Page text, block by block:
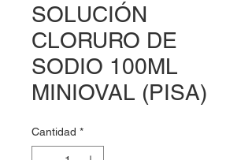
SOLUCIÓN
CLORURO DE
SODIO 100ML
MINIOVAL (PISA)
Cantidad *